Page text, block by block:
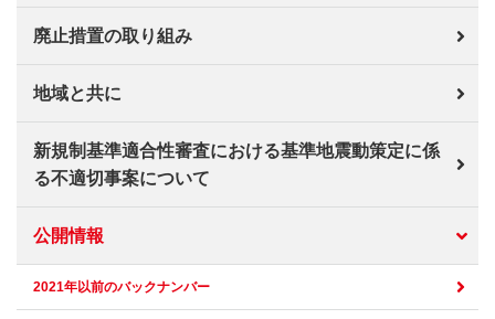
廃止措置の取り組み
地域と共に
新規制基準適合性審査における基準地震動策定に係
る不適切事案について
公開情報
2021年以前のバックナンバー